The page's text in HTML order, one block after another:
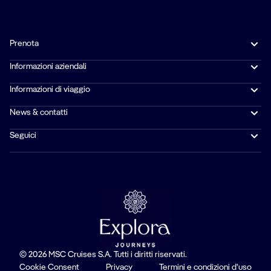
Prenota
Informazioni aziendali
Informazioni di viaggio
News & contatti
Seguici
© 2026 MSC Cruises S.A. Tutti i diritti riservati.
Cookie Consent
Privacy Termini e condizioni d'uso